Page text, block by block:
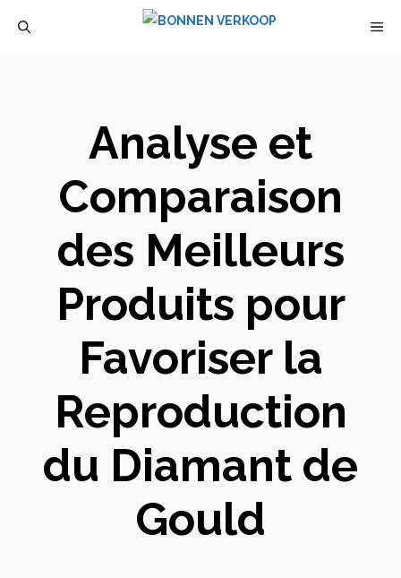
Analyse et
Comparaison
des Meilleurs
Produits pour
Favoriser la
Reproduction
du Diamant de
Gould